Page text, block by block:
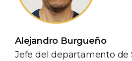
Alejandro Burgueño
Jefe del departamento de